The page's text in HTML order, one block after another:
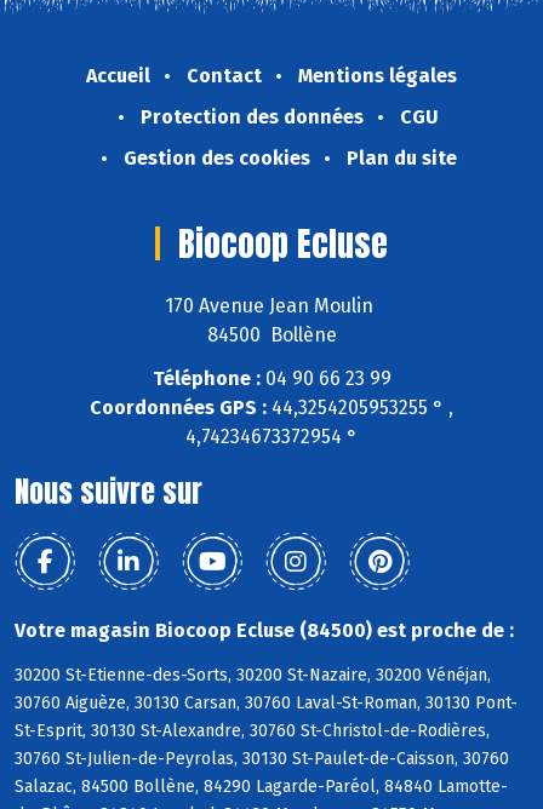
Accueil Contact
Mentions légales
Protection des données
CGU
Gestion des cookies
Plan du site
Biocoop Ecluse
170 Avenue Jean Moulin
84500 Bollène
Téléphone :04 90 66 23 99
Coordonnées GPS : 44,3254205953255 ° ,
4,74234673372954 °
Nous suivre sur
Votre magasin Biocoop Ecluse (84500) est proche de :
30200 St-Etienne-des-Sorts, 30200 St-Nazaire, 30200 Vénéjan,
30760 Aiguèze, 30130 Carsan, 30760 Laval-St-Roman, 30130 Pont-
St-Esprit, 30130 St-Alexandre, 30760 St-Christol-de-Rodières,
30760 St-Julien-de-Peyrolas, 30130 St-Paulet-de-Caisson, 30760
Salazac, 84500 Bollène, 84290 Lagarde-Paréol, 84840 Lamotte-